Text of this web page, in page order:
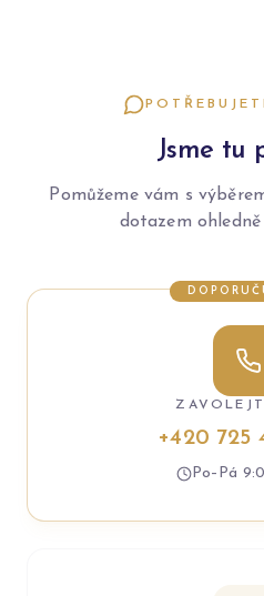
Jsme tu
Pomůžeme vám s
dotazem
+420 725
Po–Pá